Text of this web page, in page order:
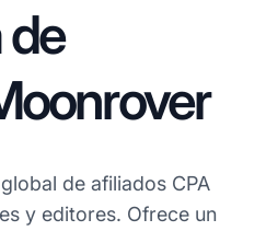
de afiliados CPA
y editores. Ofrece un